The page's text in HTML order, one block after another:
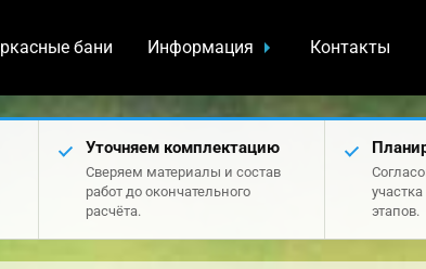
бани Информация Контакты
Уточняем комплектацию
Сверяем материалы и состав
работ до окончательного
расчёта.
этапов.